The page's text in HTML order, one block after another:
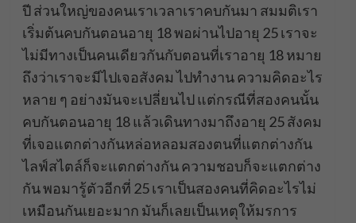
ปี ส่วนใหญ่ของคนเราเวลาเราคบกันมา สมมติเรา
เริ่มต้นคบกันตอนอายุ 18 พอผ่านไปอายุ 25 เราจะ
ไม่มีทางเป็นคนเดียวกันกับตอนที่เราอายุ 18 หมาย
ถึงว่าเราจะมีไปเจอสังคม ไปทำงาน ความคิดอะไร
หลาย ๆ อย่างมันจะเปลี่ยนไป แต่กรณีที่สองคนนั้น
คบกันตอนอายุ 18 แล้วเดินทางมาถึงอายุ 25 สังคม
ที่เจอแตกต่างกันหล่อหลอมสองตนที่แตกต่างกัน
ไลฟ์สไตล์ก็จะแตกต่างกัน ความชอบก็จะแตกต่าง
กัน พอมารู้ตัวอีกที่ 25 เราเป็นสองคนที่คิดอะไรไม่
เหมือนกันเยอะมาก มันก็เลยเป็นเหตุให้มรการ